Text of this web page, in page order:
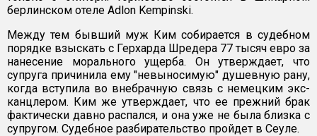
берлинском отеле Adlon Kempinski.
Между тем бывший муж Ким собирается в судебном
порядке взыскать с Герхарда Шредера 77 тысяч евро за
нанесение морального ущерба. Он утверждает, что
супруга причинила ему "невыносимую" душевную рану,
когда вступила во внебрачную связь с немецким экс-
канцлером. Ким же утверждает, что ее прежний брак
фактически давно распался, и она уже не была близка с
супругом. Судебное разбирательство пройдет в Сеуле.